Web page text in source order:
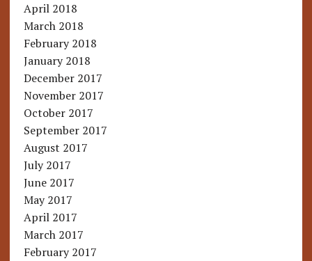
April 2018
March 2018
February 2018
January 2018
December 2017
November 2017
October 2017
September 2017
August 2017
July 2017
June 2017
May 2017
April 2017
March 2017
February 2017